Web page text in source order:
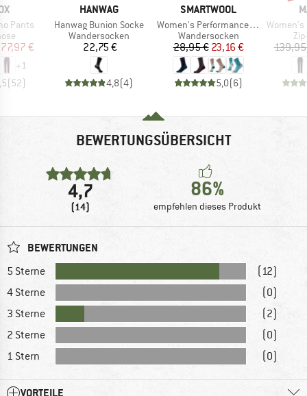
Pants
Preis
77,97 €
+1
(52)
MARKE
HANWAG
Artikel
Hanwag Bunion Socke
Produktgruppe
Wandersocken
Preis
22,75 €
4,8(4)
MARKE
SMARTWOOL
Artikel
Women's Performance Hike Full Cushion Crew
Produktgruppe
Wandersocken
Preis
28,95 €reduzierter Preis
23,16 €
5,0(6)
Artikel
Women's
BEWERTUNGSÜBERSICHT
4,7
(14)
86%
empfehlen dieses Produkt
BEWERTUNGEN
5 Sterne
(12)
4 Sterne
(0)
3 Sterne
(2)
2 Sterne
(0)
1 Stern
(0)
VORTEILE